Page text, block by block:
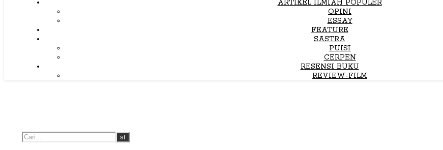
ARTIKEL ILMIAH POPULER
OPINI
ESSAY
FEATURE
SASTRA
PUISI
CERPEN
RESENSI BUKU
REVIEW-FILM